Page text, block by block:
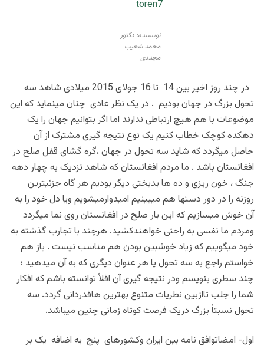
نویسنده: دکتور
محمد شعیب
مجددی
در چند روز اخیر بین 14 تا 16 جولای 2015 میلادی شاهد سه
تحول بزرگ در جهان بودیم . در یک نظر عادی چنان مینماید که این
موضوعات با هم هیچ ارتباطی ندارند اما اگر بتوانیم جهان را یک
دهکده کوچک خطاب کنیم یک نوع نتیجه گیری مشترک از آن
حاصل میگردد که شاید سه تحول در جهان ،گره گشای قفل صلح در
افغانستان باشد . ما مردم افغانستان که شاهد نزدیک به چهار دهه
جنگ ، خون ریزی و ده ها بدبختی دیگر بودیم هر گاه جزئیترین
روزنه را در دور دستها هم میبینیم امیدوارمیشویم ویا دل خود را به
آن خوش میسازیم که این بار صلح در افغانستان روی نما میگردد
ومردم ما نفسی به راحتی خواهندکشید. هرچند با تجارب گذشته به
خود میگوییم که زیاد خوشبین بودن هم مناسب نیست . باز هم
خواستم راجع به سه تحول یا هر عنوان دیگری که به آن میدهید ؛
چند سطری بنویسم ودر نتیجه گیری آن اقلاً توانسته باشم که افکار
شما را جلب تاازبین نطریات متنوع بهترین هاقدردانی گردد. سه
تحول نسبتاً بزرگ دریک فرصت کوتاه زمانی چنین میباشد.
اول- امضاتوافق نامه بین ایران وکشورهای پنج به اضافه یک بر